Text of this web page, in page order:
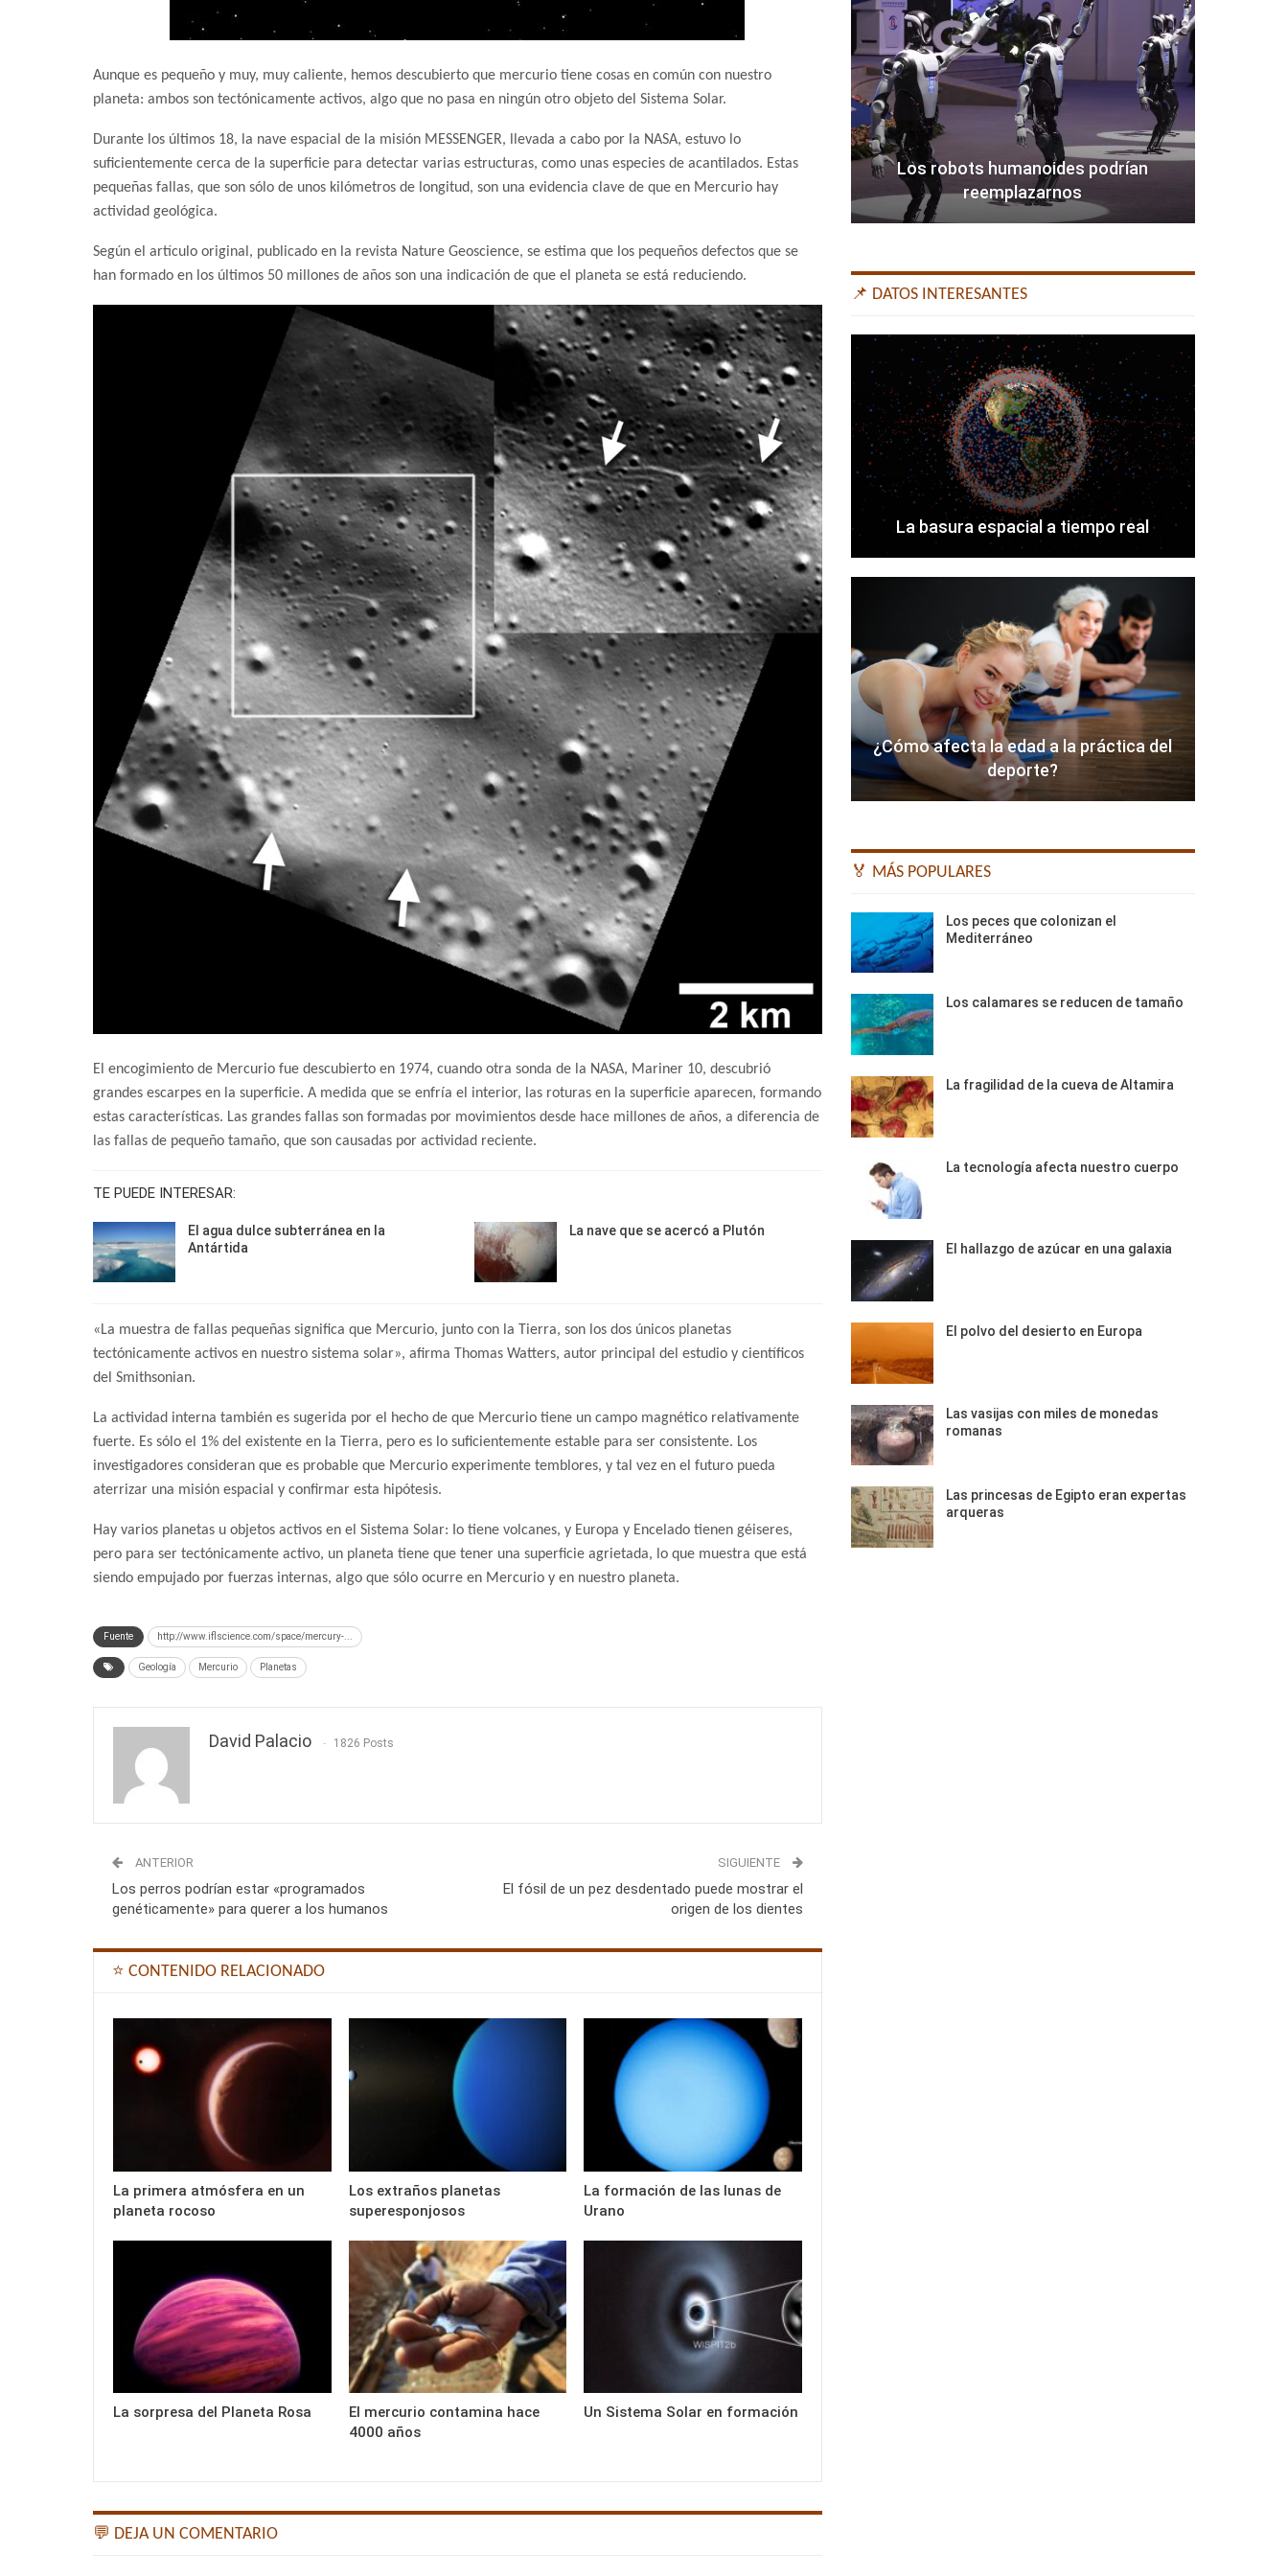
Aunque es pequeño y muy, muy caliente, hemos descubierto que mercurio tiene cosas en común con nuestro
planeta: ambos son tectónicamente activos, algo que no pasa en ningún otro objeto del Sistema Solar.
Durante los últimos 18, la nave espacial de la misión MESSENGER, llevada a cabo por la NASA, estuvo lo
suficientemente cerca de la superficie para detectar varias estructuras, como unas especies de acantilados. Estas
pequeñas fallas, que son sólo de unos kilómetros de longitud, son una evidencia clave de que en Mercurio hay
actividad geológica.
Según el artículo original, publicado en la revista Nature Geoscience, se estima que los pequeños defectos que se
han formado en los últimos 50 millones de años son una indicación de que el planeta se está reduciendo.
El encogimiento de Mercurio fue descubierto en 1974, cuando otra sonda de la NASA, Mariner 10, descubrió
grandes escarpes en la superficie. A medida que se enfría el interior, las roturas en la superficie aparecen, formando
estas características. Las grandes fallas son formadas por movimientos desde hace millones de años, a diferencia de
las fallas de pequeño tamaño, que son causadas por actividad reciente.
TE PUEDE INTERESAR:
El agua dulce subterránea en la
Antártida
La nave que se acercó a Plutón
«La muestra de fallas pequeñas significa que Mercurio, junto con la Tierra, son los dos únicos planetas
tectónicamente activos en nuestro sistema solar», afirma Thomas Watters, autor principal del estudio y científicos
del Smithsonian.
La actividad interna también es sugerida por el hecho de que Mercurio tiene un campo magnético relativamente
fuerte. Es sólo el 1% del existente en la Tierra, pero es lo suficientemente estable para ser consistente. Los
investigadores consideran que es probable que Mercurio experimente temblores, y tal vez en el futuro pueda
aterrizar una misión espacial y confirmar esta hipótesis.
Hay varios planetas u objetos activos en el Sistema Solar: Io tiene volcanes, y Europa y Encelado tienen géiseres,
pero para ser tectónicamente activo, un planeta tiene que tener una superficie agrietada, lo que muestra que está
siendo empujado por fuerzas internas, algo que sólo ocurre en Mercurio y en nuestro planeta.
Fuente http://www.iflscience.com/space/mercury-...
Geología Mercurio Planetas
David Palacio 1826 Posts
ANTERIOR
Los perros podrían estar «programados
genéticamente» para querer a los humanos
SIGUIENTE
El fósil de un pez desdentado puede mostrar el
origen de los dientes
⭐ CONTENIDO RELACIONADO
La primera atmósfera en un
planeta rocoso
Los extraños planetas
superesponjosos
La formación de las lunas de
Urano
La sorpresa del Planeta Rosa
El mercurio contamina hace
4000 años
Un Sistema Solar en formación
💬 DEJA UN COMENTARIO
Los robots humanoides podrían
reemplazarnos
📌 DATOS INTERESANTES
La basura espacial a tiempo real
¿Cómo afecta la edad a la práctica del
deporte?
🏅 MÁS POPULARES
Los peces que colonizan el
Mediterráneo
Los calamares se reducen de tamaño
La fragilidad de la cueva de Altamira
La tecnología afecta nuestro cuerpo
El hallazgo de azúcar en una galaxia
El polvo del desierto en Europa
Las vasijas con miles de monedas
romanas
Las princesas de Egipto eran expertas
arqueras